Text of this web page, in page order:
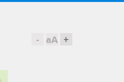
- aA +